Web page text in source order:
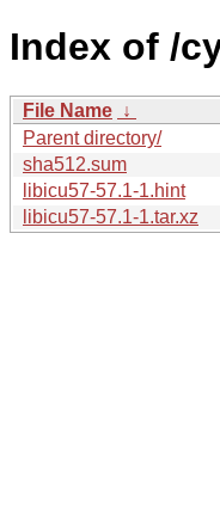
Index of /
File Name ↓
Parent directory/
sha512.sum
libicu57-57.1-1.hint
libicu57-57.1-1.tar.xz